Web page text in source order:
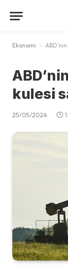
Ekonomi -
kulesi
25/05/2024